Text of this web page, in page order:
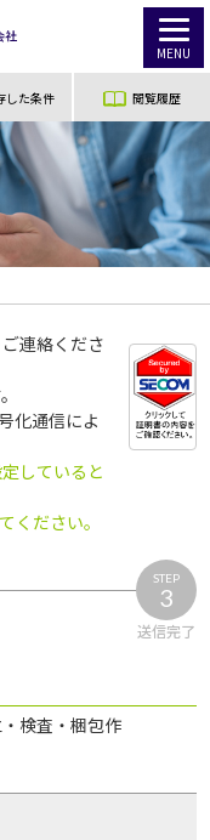
MENU
した条件 閲覧履歴
連絡くださ
化通信によ
していると
ださい。
STEP
3
送信完了
検査・梱包作